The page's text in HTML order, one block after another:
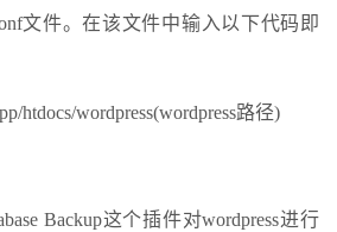
文件。在该文件中输入以下代码即
htdocs/wordpress(wordpress路径)
Backup这个插件对wordpress进行